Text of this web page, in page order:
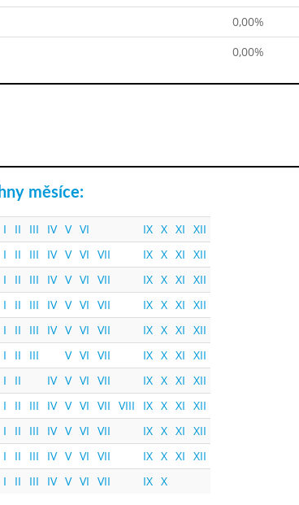
0,00%
0,00%
měsíce:
I II III IV V VI IX X XI XII
I II III IV V VI VII IX X XI XII
I II III IV V VI VII IX X XI XII
I II III IV V VI VII IX X XI XII
I II III IV V VI VII IX X XI XII
I II III V VI VII IX X XI XII
I II IV V VI VII IX X XI XII
I II III IV V VI VII VIII IX X XI XII
I II III IV V VI VII IX X XI XII
I II III IV V VI VII IX X XI XII
I II III IV V VI VII IX X